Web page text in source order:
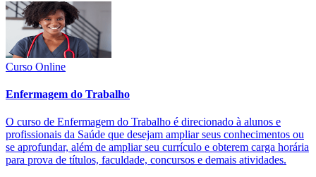
Curso Online
Enfermagem do Trabalho
O curso de Enfermagem do Trabalho é direcionado à alunos e
profissionais da Saúde que desejam ampliar seus conhecimentos ou
se aprofundar, além de ampliar seu currículo e obterem carga horária
para prova de títulos, faculdade, concursos e demais atividades.